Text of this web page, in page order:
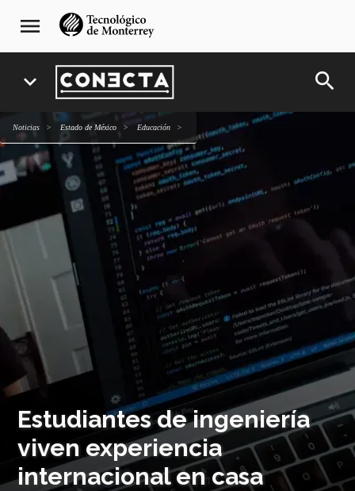
navegación
principal
menu
expand_more search
Noticias Estado de México Educación
Estudiantes de ingeniería
viven experiencia
internacional en casa